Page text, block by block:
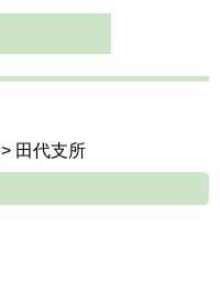
> 田代支所